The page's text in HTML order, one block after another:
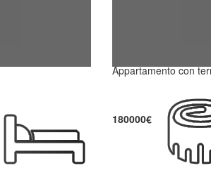
Appartamento con
180000€